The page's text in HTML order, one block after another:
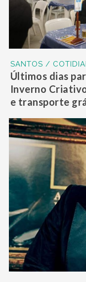
SANTOS /
Últimos dias
Inverno
e transporte